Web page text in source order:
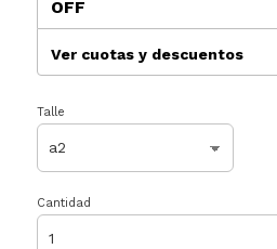
OFF
Ver cuotas y descuentos
Talle
Cantidad